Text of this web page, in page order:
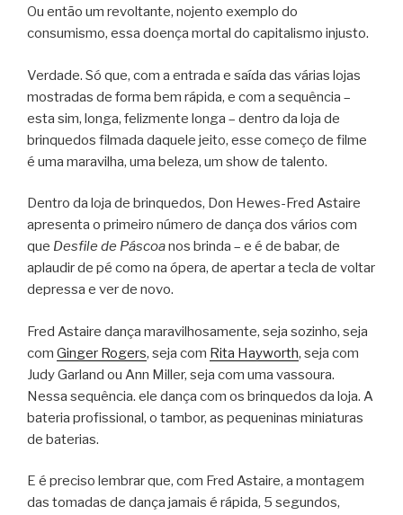
Ou então um revoltante, nojento exemplo do
consumismo, essa doença mortal do capitalismo injusto.
Verdade. Só que, com a entrada e saída das várias lojas
mostradas de forma bem rápida, e com a sequência –
esta sim, longa, felizmente longa – dentro da loja de
brinquedos filmada daquele jeito, esse começo de filme
é uma maravilha, uma beleza, um show de talento.
Dentro da loja de brinquedos, Don Hewes-Fred Astaire
apresenta o primeiro número de dança dos vários com
que Desfile de Páscoanos brinda – e é de babar, de
aplaudir de pé como na ópera, de apertar a tecla de voltar
depressa e ver de novo.
Fred Astaire dança maravilhosamente, seja sozinho, seja
com Ginger Rogers, seja com Rita Hayworth, seja com
Judy Garland ou Ann Miller, seja com uma vassoura.
Nessa sequência. ele dança com os brinquedos da loja. A
bateria profissional, o tambor, as pequeninas miniaturas
de baterias.
E é preciso lembrar que, com Fred Astaire, a montagem
das tomadas de dança jamais é rápida, 5 segundos,